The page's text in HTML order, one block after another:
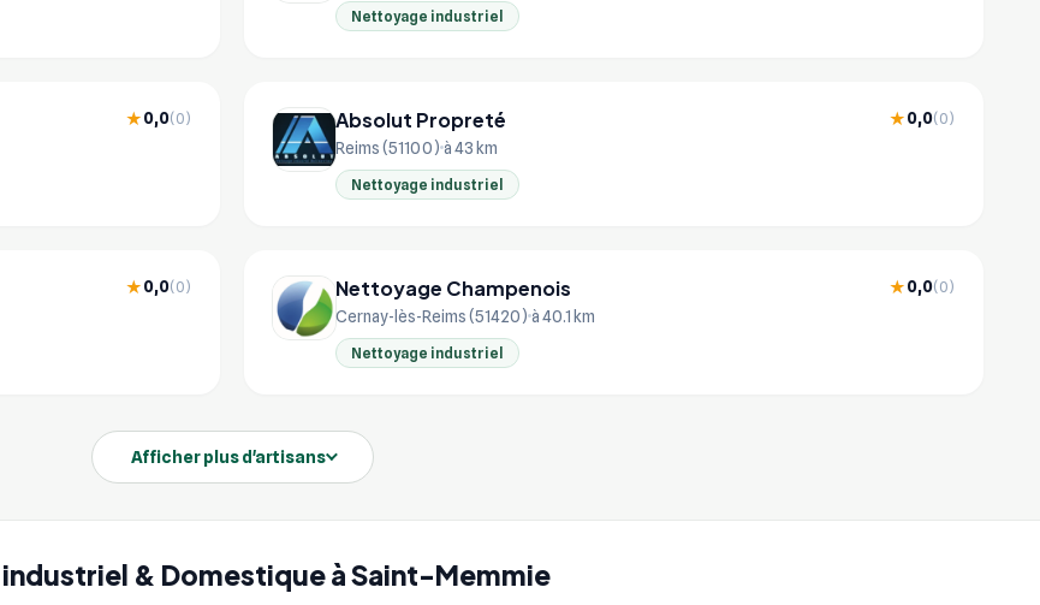
& Domestique à Saint-Memmie
Nettoyage industriel
★0,0(0) Absolut Propreté ★0,0(0)
Reims (51100) à 43 km
Nettoyage industriel
★0,0(0) Nettoyage Champenois ★0,0(0)
Cernay-lès-Reims (51420) à 40.1 km
Nettoyage industriel
Afficher plus d'artisans